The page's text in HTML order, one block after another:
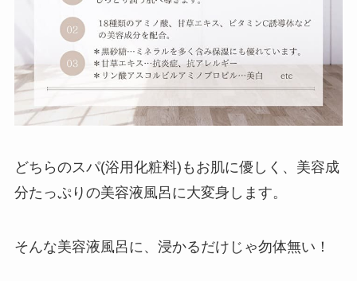
どちらのスパ(浴用化粧料)もお肌に優しく、美容成
分たっぷりの美容液風呂に大変身します。
そんな美容液風呂に、浸かるだけじゃ勿体無い！